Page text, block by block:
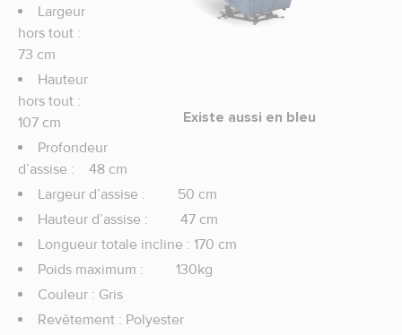
Existe aussi en bleu
Largeur
hors tout :
73 cm
Hauteur
hors tout :
107 cm
Profondeur
d’assise : 48 cm
Largeur d’assise : 50 cm
Hauteur d’assise : 47 cm
Longueur totale incline : 170 cm
Poids maximum : 130kg
Couleur : Gris
Revêtement : Polyester